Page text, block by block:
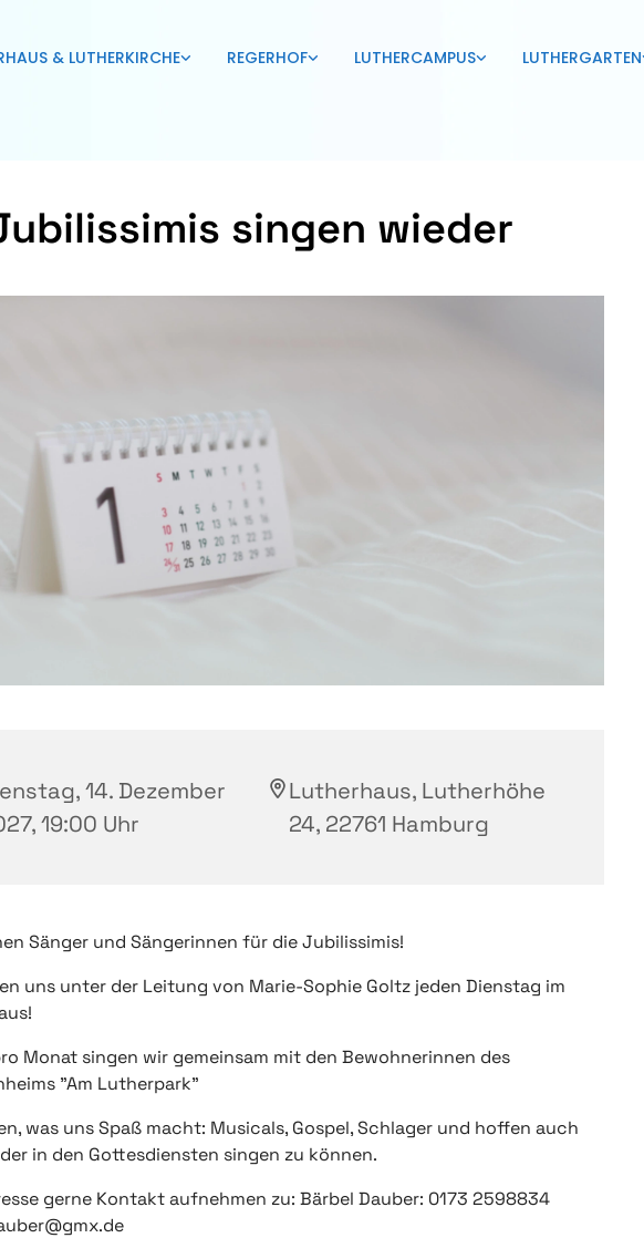
& LUTHERKIRCHE REGERHOF LUTHERCAMPUS LUTHERGARTEN
singen wieder
14. Dezember
19:00 Uhr
Lutherhaus, Lutherhöhe
24, 22761 Hamburg
Sänger und Sängerinnen für die Jubilissimis!
uns unter der Leitung von Marie-Sophie Goltz jeden Dienstag im
Monat singen wir gemeinsam mit den Bewohnerinnen des
"Am Lutherpark"
was uns Spaß macht: Musicals, Gospel, Schlager und hoffen auch
in den Gottesdiensten singen zu können.
gerne Kontakt aufnehmen zu: Bärbel Dauber: 0173 2598834